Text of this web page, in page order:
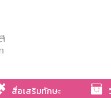
สื่อเสริมทักษะ